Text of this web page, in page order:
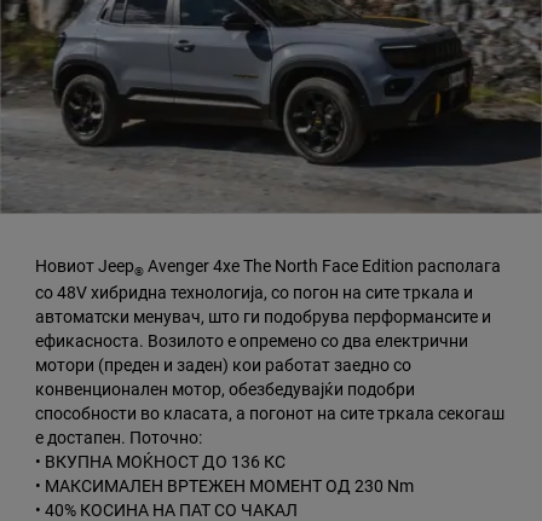
Новиот Jeep® Avenger 4xe The North Face Edition располага
со 48V хибридна технологија, со погон на сите тркала и
автоматски менувач, што ги подобрува перформансите и
ефикасноста. Возилото е опремено со два електрични
мотори (преден и заден) кои работат заедно со
конвенционален мотор, обезбедувајќи подобри
способности во класата, а погонот на сите тркала секогаш
е достапен. Поточно:
• ВКУПНА МОЌНОСТ ДО 136 КС
• МАКСИМАЛЕН ВРТЕЖЕН МОМЕНТ ОД 230 Nm
• 40% КОСИНА НА ПАТ СО ЧАКАЛ